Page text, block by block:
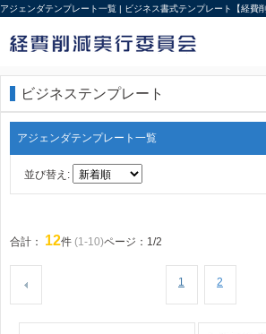
アジェンダテンプレート一覧 | ビジネス書式テンプレート【経費
ビジネステンプレート
アジェンダテンプレート一覧
並び替え:
合計： 12件 (1-10)ページ：1/2
1 2